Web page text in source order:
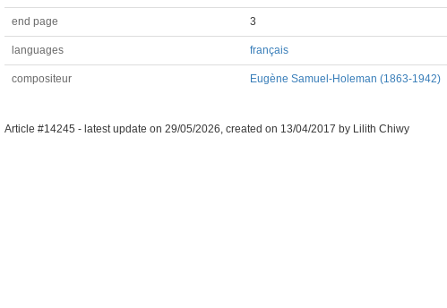
end page 3
languages français
compositeur Eugène Samuel-Holeman (1863-1942)
Article #14245 - latest update on 29/05/2026, created on 13/04/2017 by Lilith Chiwy